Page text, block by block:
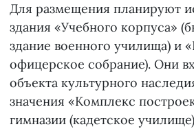
Для размещения планируют
здания «Учебного корпуса»
здание военного училища) и
офицерское собрание). Они
объекта культурного
значения «Комплекс
гимназии (кадетское